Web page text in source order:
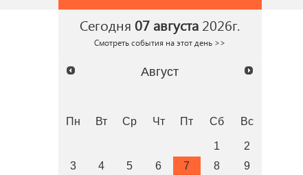
Сегодня 07 августа 2026г.
Смотреть события на этот день >>
Август
Пн Вт Ср Чт Пт Сб Вс
1
2
3
4 5 6 7 8
9